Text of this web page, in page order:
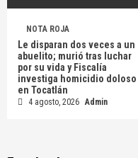
NOTA ROJA
Le disparan dos veces a un
abuelito; murió tras luchar
por su vida y Fiscalía
investiga homicidio doloso
en Tocatlán
4 agosto, 2026 Admin